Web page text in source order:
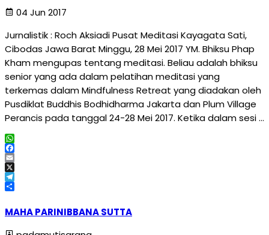
04 Jun 2017
Jurnalistik : Roch Aksiadi Pusat Meditasi Kayagata Sati,
Cibodas Jawa Barat Minggu, 28 Mei 2017 YM. Bhiksu Phap
Kham mengupas tentang meditasi. Beliau adalah bhiksu
senior yang ada dalam pelatihan meditasi yang
terkemas dalam Mindfulness Retreat yang diadakan oleh
Pusdiklat Buddhis Bodhidharma Jakarta dan Plum Village
Perancis pada tanggal 24-28 Mei 2017. Ketika dalam sesi …
WhatsApp
Facebook
Email
X
Telegram
MAHA PARINIBBANA SUTTA